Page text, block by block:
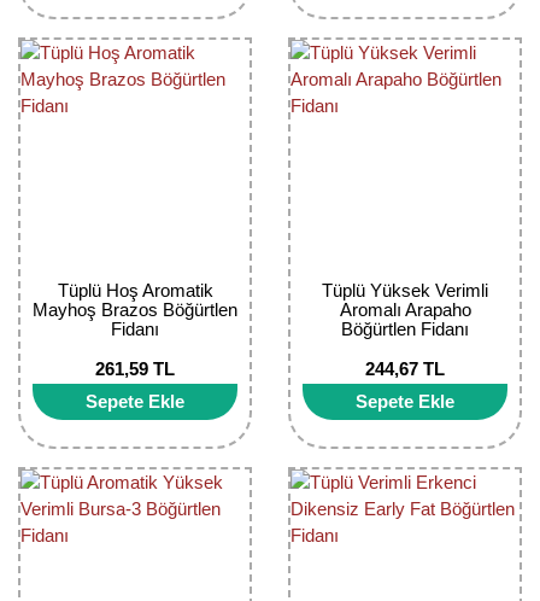
Tüplü Hoş Aromatik
Mayhoş Brazos Böğürtlen
Fidanı
261,59 TL
Sepete Ekle
Tüplü Yüksek Verimli
Aromalı Arapaho
Böğürtlen Fidanı
244,67 TL
Sepete Ekle
Bektaşi Üzümü Fidanı
Böğürtlen Fidanı
Erik Fidanı
Feijoa Fidanı
Fidan Anaçları ve Aşı Kalemleri
Fındık Fidanı
Frenk Üzümü Fidanı
Girebolu Fidanı
Nostaljik Güller
Peyzaj Gülleri
Sarmaşık(Çardak) Gül Fidanları
Ters Lale Soğanı
Yılbaşı Gülü Çiçeği